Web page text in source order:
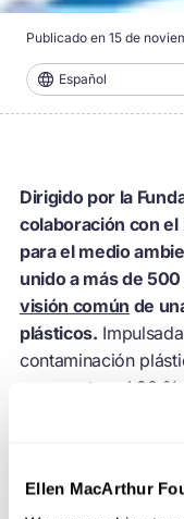
Ellen MacArthur
Publicado en 15 de
Español
Dirigido por la
colaboración con el
para el medio
unido a más de
visión común de
plásticos.
contaminación
representan el 20
producidos a nivel
progreso anual